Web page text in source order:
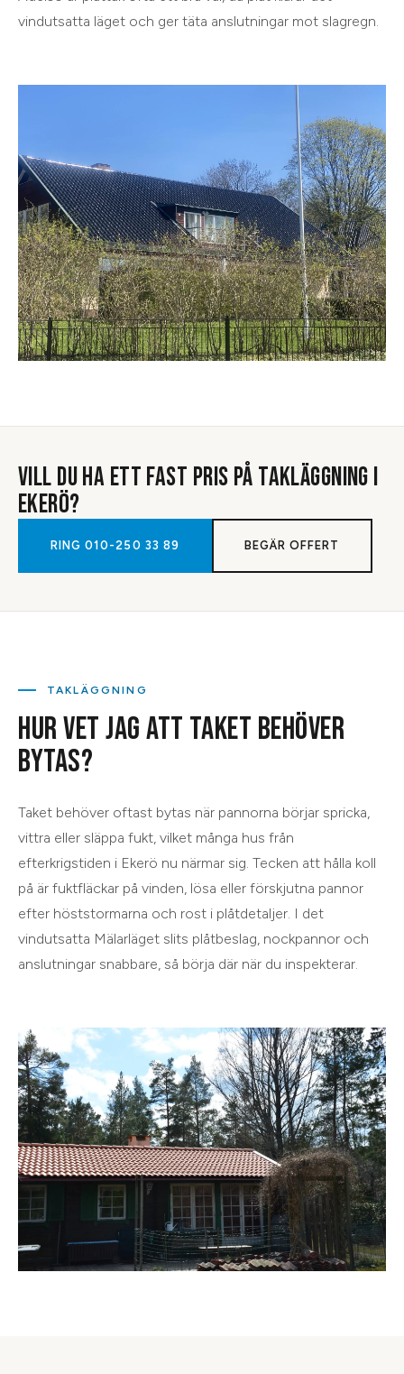
vindutsatta läget och ger täta anslutningar mot slagregn.
VILL DU HA ETT FAST PRIS PÅ TAKLÄGGNING I
EKERÖ?
RING010-250 33 89 BEGÄR OFFERT
TAKLÄGGNING
HUR VET JAG ATT TAKET BEHÖVER
BYTAS?
Taket behöver oftast bytas när pannorna börjar spricka,
vittra eller släppa fukt, vilket många hus från
efterkrigstiden i Ekerö nu närmar sig. Tecken att hålla koll
på är fuktfläckar på vinden, lösa eller förskjutna pannor
efter höststormarna och rost i plåtdetaljer. I det
vindutsatta Mälarläget slits plåtbeslag, nockpannor och
anslutningar snabbare, så börja där när du inspekterar.